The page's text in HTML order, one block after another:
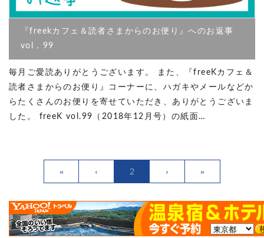
『freekカフェ＆読者さまからのお便り』へのお返事
vol．99
毎月ご愛読ありがとうございます。 また、『freeKカフェ＆
読者さまからのお便り』コーナーに、ハガキやメールなどか
らたくさんのお便りを寄せていただき、ありがとうございま
した。 freeK vol.99（2018年12月号）の紙面…
2